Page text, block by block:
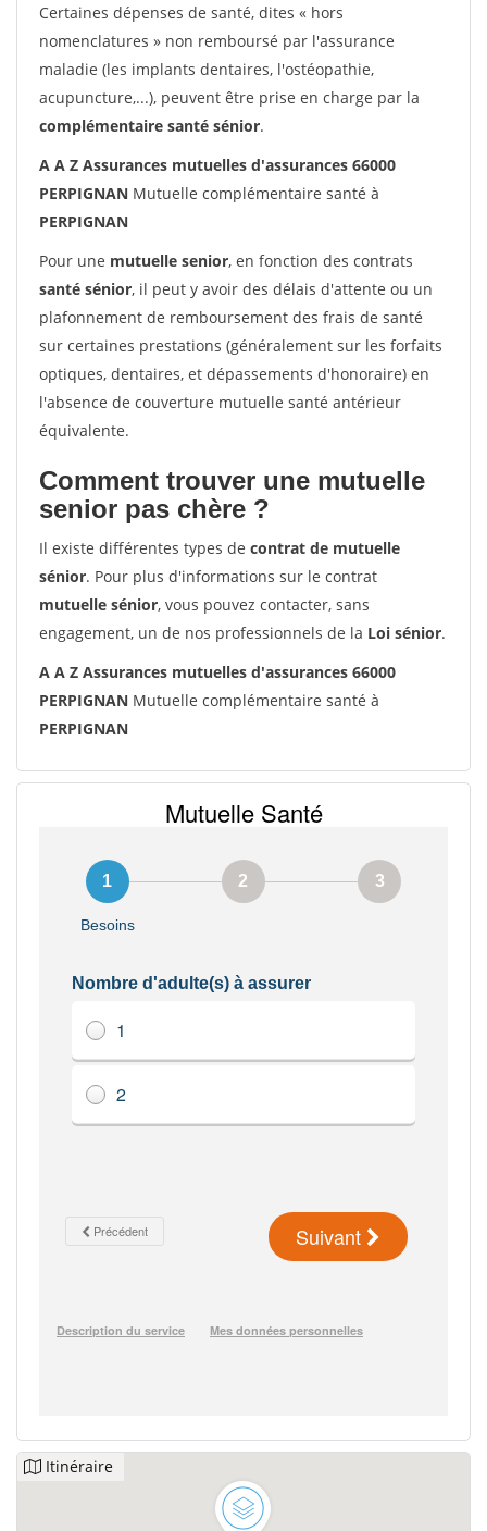
Certaines dépenses de santé, dites « hors
nomenclatures » non remboursé par l'assurance
maladie (les implants dentaires, l'ostéopathie,
acupuncture,...), peuvent être prise en charge par la
complémentaire santé sénior.
A A Z Assurances mutuelles d'assurances 66000
PERPIGNAN Mutuelle complémentaire santé à
PERPIGNAN
Pour une mutuelle senior, en fonction des contrats
santé sénior, il peut y avoir des délais d'attente ou un
plafonnement de remboursement des frais de santé
sur certaines prestations (généralement sur les forfaits
optiques, dentaires, et dépassements d'honoraire) en
l'absence de couverture mutuelle santé antérieur
équivalente.
Comment trouver une mutuelle
senior pas chère ?
Il existe différentes types de contrat de mutuelle
sénior. Pour plus d'informations sur le contrat
mutuelle sénior, vous pouvez contacter, sans
engagement, un de nos professionnels de la Loi sénior.
A A Z Assurances mutuelles d'assurances 66000
PERPIGNAN Mutuelle complémentaire santé à
PERPIGNAN
Itinéraire